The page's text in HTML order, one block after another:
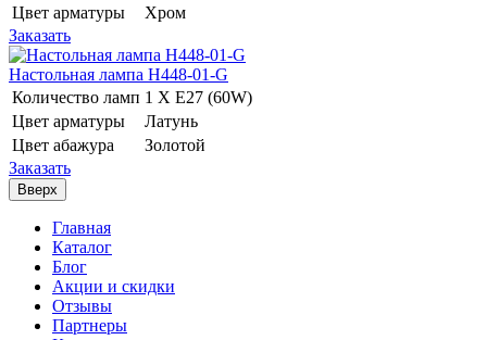
Цвет арматуры
Хром
Заказать
Настольная лампа H448-01-G
Количество ламп 1 Х E27 (60W)
Цвет арматуры
Латунь
Цвет абажура
Золотой
Заказать
Вверх
Главная
Каталог
Блог
Акции и скидки
Отзывы
Партнеры